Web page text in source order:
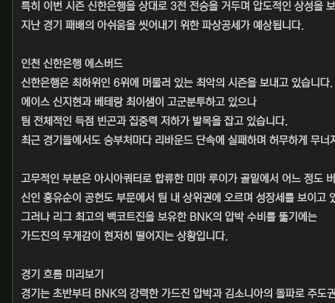
특히 이번 시즌 신한은행을 상대로 3전 전승을 거두며 압도적인 상성을
지난 경기 패배의 아쉬움을 씻어내기 위한 파상공세가 예상됩니다.
인천 신한은행 에스버드
신한은행은 최하위인 6위에 머물러 있는 최악의 시즌을 보내고 있습니다.
에이스 신지현과 베테랑 최이샘이 고군분투하고 있으나
팀 전체적인 득점 빈곤과 집중력 저하가 발목을 잡고 있습니다.
최근 경기들에서도 승부처마다 리바운드 단속에 실패하며 허무하게 무
고무적인 부분은 아시아쿼터로 합류한 미마 루이가 골밑에서 어느 정도
신인 홍유순이 공헌도 부문에서 팀 내 상위권에 오르며 성장세를 보이고
그러나 리그 최고의 백코트진을 보유한 BNK의 압박 수비를 뚫기에는
가드진의 무게감이 현저히 떨어지는 상황입니다.
경기 흐름 미리보기
경기는 초반부터 BNK의 강력한 가드진 압박과 김소니아의 돌파로 주도